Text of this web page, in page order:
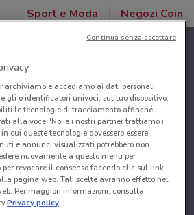
Sport e Moda Negozi Coin
archiviamo e accediamo ai dati personali,
gli o identificatori univoci, sul tuo dispositivo.
le tecnologie di tracciamento affinché
alla voce "Noi e i nostri partner trattiamo i
cui queste tecnologie dovessero essere
e annunci visualizzati potrebbero non
nuovamente a questo menu per
revocare il consenso facendo clic sul link
pagina web. Tali scelte avranno effetto nel
Per maggiori informazioni, consulta
Privacy policy
Continua senza accettare